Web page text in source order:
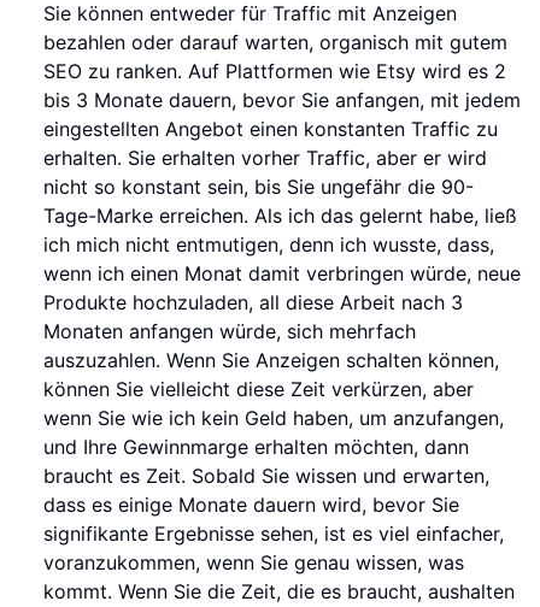
Sie können entweder für Traffic mit Anzeigen
bezahlen oder darauf warten, organisch mit gutem
SEO zu ranken. Auf Plattformen wie Etsy wird es 2
bis 3 Monate dauern, bevor Sie anfangen, mit jedem
eingestellten Angebot einen konstanten Traffic zu
erhalten. Sie erhalten vorher Traffic, aber er wird
nicht so konstant sein, bis Sie ungefähr die 90-
Tage-Marke erreichen. Als ich das gelernt habe, ließ
ich mich nicht entmutigen, denn ich wusste, dass,
wenn ich einen Monat damit verbringen würde, neue
Produkte hochzuladen, all diese Arbeit nach 3
Monaten anfangen würde, sich mehrfach
auszuzahlen. Wenn Sie Anzeigen schalten können,
können Sie vielleicht diese Zeit verkürzen, aber
wenn Sie wie ich kein Geld haben, um anzufangen,
und Ihre Gewinnmarge erhalten möchten, dann
braucht es Zeit. Sobald Sie wissen und erwarten,
dass es einige Monate dauern wird, bevor Sie
signifikante Ergebnisse sehen, ist es viel einfacher,
voranzukommen, wenn Sie genau wissen, was
kommt. Wenn Sie die Zeit, die es braucht, aushalten